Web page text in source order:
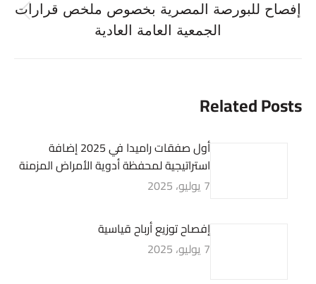
Previous
post:
إفصاح للبورصة المصرية بخصوص ملخص قرارات
الجمعية العامة العادية
Related Posts
أول صفقات راميدا في 2025 إضافة
استراتيجية لمحفظة أدوية الأمراض المزمنة
7 يوليو، 2025
إفصاح توزيع أرباح قياسية
7 يوليو، 2025